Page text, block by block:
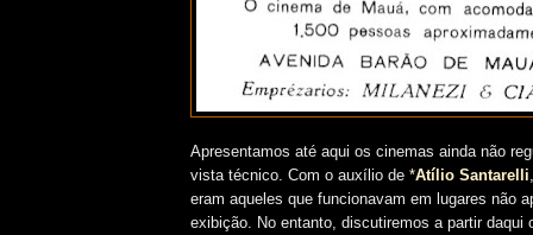
Apresentamos até aqui os cinemas ainda não
vista técnico. Com o auxílio de *Atílio Santarelli
eram aqueles que funcionavam em lugares não
exibição. No entanto, discutiremos a partir daqui